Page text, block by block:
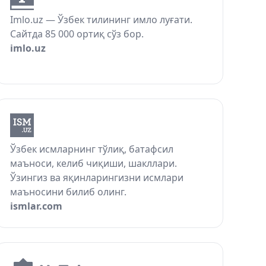
Imlo.uz — Ўзбек тилининг имло луғати.
Сайтда 85 000 ортиқ сўз бор.
imlo.uz
Ўзбек исмларнинг тўлиқ, батафсил
маъноси, келиб чиқиши, шакллари.
Ўзингиз ва яқинларингизни исмлари
маъносини билиб олинг.
ismlar.com